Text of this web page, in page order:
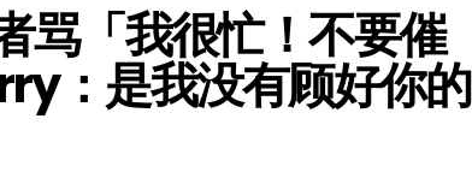
骂「我很忙！不要催
：是我没有顾好你的